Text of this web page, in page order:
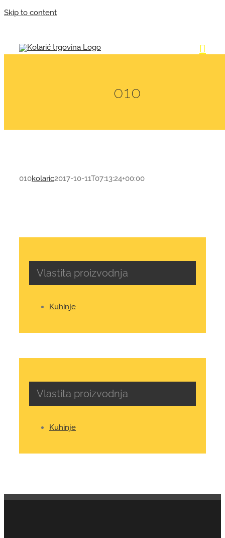
Skip to content
010
010kolaric2017-10-11T07:13:24+00:00
Vlastita proizvodnja
Kuhinje
Vlastita proizvodnja
Kuhinje